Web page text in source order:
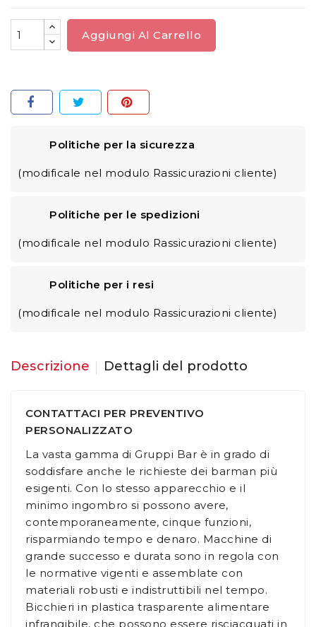
Aggiungi Al Carrello
Politiche per la sicurezza
(modificale nel modulo Rassicurazioni cliente)
Politiche per le spedizioni
(modificale nel modulo Rassicurazioni cliente)
Politiche per i resi
(modificale nel modulo Rassicurazioni cliente)
Descrizione Dettagli del prodotto
CONTATTACI PER PREVENTIVO
PERSONALIZZATO
La vasta gamma di Gruppi Bar è in grado di
soddisfare anche le richieste dei barman più
esigenti. Con lo stesso apparecchio e il
minimo ingombro si possono avere,
contemporaneamente, cinque funzioni,
risparmiando tempo e denaro. Macchine di
grande successo e durata sono in regola con
le normative vigenti e assemblate con
materiali robusti e indistruttibili nel tempo.
Bicchieri in plastica trasparente alimentare
infrangibile, che possono essere risciacquati in